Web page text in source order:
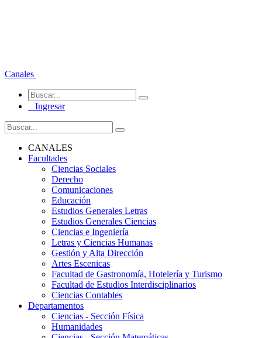
Canales
Ingresar
CANALES
Facultades
Ciencias Sociales
Derecho
Comunicaciones
Educación
Estudios Generales Letras
Estudios Generales Ciencias
Ciencias e Ingeniería
Letras y Ciencias Humanas
Gestión y Alta Dirección
Artes Escenicas
Facultad de Gastronomía, Hotelería y Turismo
Facultad de Estudios Interdisciplinarios
Ciencias Contables
Departamentos
Ciencias - Sección Física
Humanidades